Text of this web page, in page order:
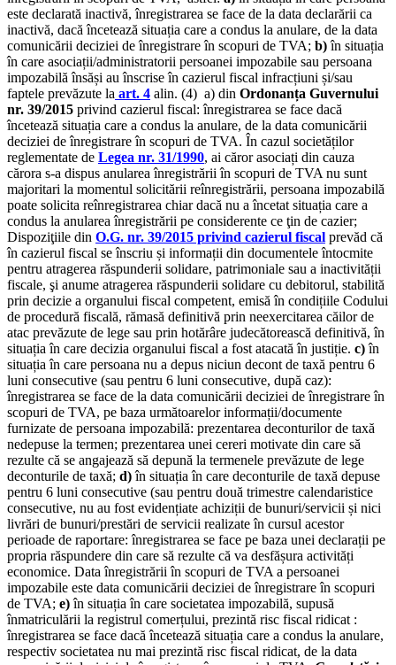
este declarată inactivă, înregistrarea se face de la data declarării ca
inactivă, dacă încetează situația care a condus la anulare, de la data
comunicării deciziei de înregistrare în scopuri de TVA; b)în situația
în care asociații/administratorii persoanei impozabile sau persoana
impozabilă însăși au înscrise în cazierul fiscal infracțiuni și/sau
faptele prevăzute la art. 4 alin. (4) a) din Ordonanța Guvernului
nr. 39/2015 privind cazierul fiscal: înregistrarea se face dacă
încetează situația care a condus la anulare, de la data comunicării
deciziei de înregistrare în scopuri de TVA. În cazul societăților
reglementate de Legea nr. 31/1990, ai căror asociați din cauza
cărora s-a dispus anularea înregistrării în scopuri de TVA nu sunt
majoritari la momentul solicitării reînregistrării, persoana impozabilă
poate solicita reînregistrarea chiar dacă nu a încetat situația care a
condus la anularea înregistrării pe considerente ce ţin de cazier;
Dispoziţiile din O.G. nr. 39/2015 privind cazierul fiscal prevăd că
în cazierul fiscal se înscriu și informații din documentele întocmite
pentru atragerea răspunderii solidare, patrimoniale sau a inactivității
fiscale, şi anume atragerea răspunderii solidare cu debitorul, stabilită
prin decizie a organului fiscal competent, emisă în condițiile Codului
de procedură fiscală, rămasă definitivă prin neexercitarea căilor de
atac prevăzute de lege sau prin hotărâre judecătorească definitivă, în
situația în care decizia organului fiscal a fost atacată în justiție. c)în
situația în care persoana nu a depus niciun decont de taxă pentru 6
luni consecutive (sau pentru 6 luni consecutive, după caz):
înregistrarea se face de la data comunicării deciziei de înregistrare în
scopuri de TVA, pe baza următoarelor informații/documente
furnizate de persoana impozabilă: prezentarea deconturilor de taxă
nedepuse la termen; prezentarea unei cereri motivate din care să
rezulte că se angajează să depună la termenele prevăzute de lege
deconturile de taxă; d)în situația în care deconturile de taxă depuse
pentru 6 luni consecutive (sau pentru două trimestre calendaristice
consecutive, nu au fost evidențiate achiziții de bunuri/servicii și nici
livrări de bunuri/prestări de servicii realizate în cursul acestor
perioade de raportare: înregistrarea se face pe baza unei declarații pe
propria răspundere din care să rezulte că va desfășura activități
economice. Data înregistrării în scopuri de TVA a persoanei
impozabile este data comunicării deciziei de înregistrare în scopuri
de TVA; e)în situația în care societatea impozabilă, supusă
înmatriculării la registrul comerțului, prezintă risc fiscal ridicat :
înregistrarea se face dacă încetează situația care a condus la anulare,
respectiv societatea nu mai prezintă risc fiscal ridicat, de la data